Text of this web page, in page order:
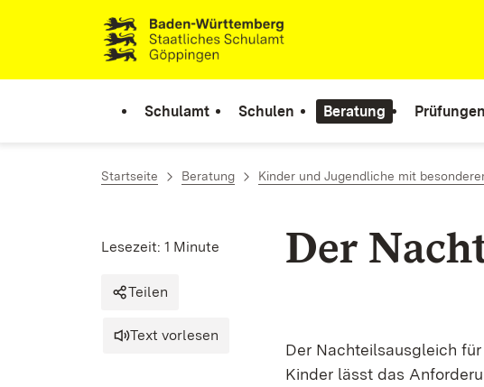
Zum Inhalt springen
Link zur Startseite
Schulamt Schulen Beratung Prüfungen
Startseite Beratung Kinder und Jugendliche mit
Der
Lesezeit: 1 Minute
Teilen
Text vorlesen
Der Nachteilsausgleich
Kinder lässt das